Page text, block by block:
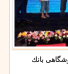
بانك